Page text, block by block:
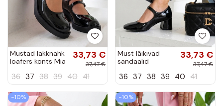
Mustad lakknahk
loafers konts Mia
33,73 €
37,47 €
36 37 38 39 40 41
Must läikivad
sandaalid
33,73 €
37,47 €
36 37 38 39 40 41
−10% −10%